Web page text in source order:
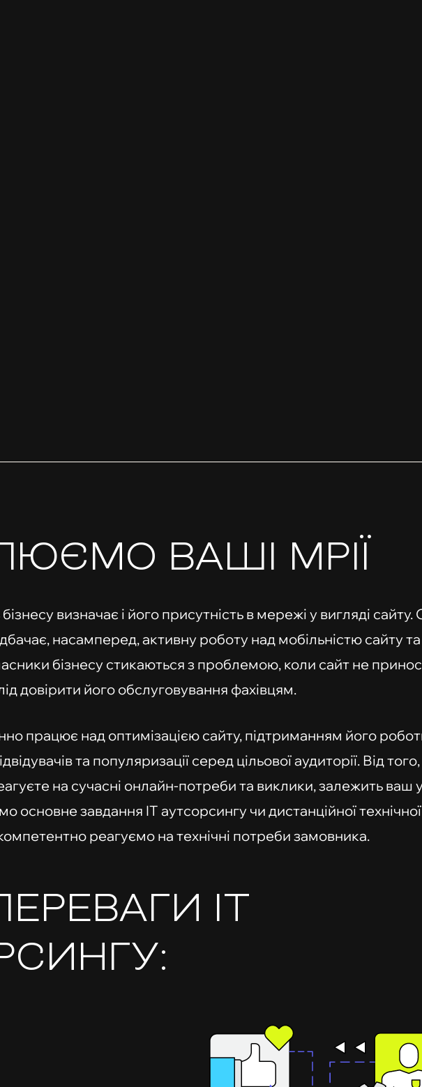
ВАШІ МРІЇ
визначає і його присутність в мережі у вигляді сайту.
насамперед, активну роботу над мобільністю сайту
бізнесу стикаються з проблемою, коли сайт не
довірити його обслуговування фахівцям.
працює над оптимізацією сайту, підтриманням його
та популяризації серед цільової аудиторії. Від того,
на сучасні онлайн-потреби та виклики, залежить ваш
основне завдання IT аутсорсингу чи дистанційної технічної
реагуємо на технічні потреби замовника.
IT